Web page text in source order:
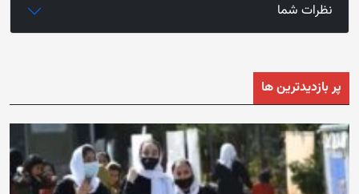
نظرات شما
پر بازدیدترین ها